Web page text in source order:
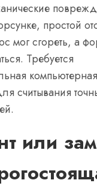
простой
мог сгореть, а
Требуется
компьютерная
считывания
или